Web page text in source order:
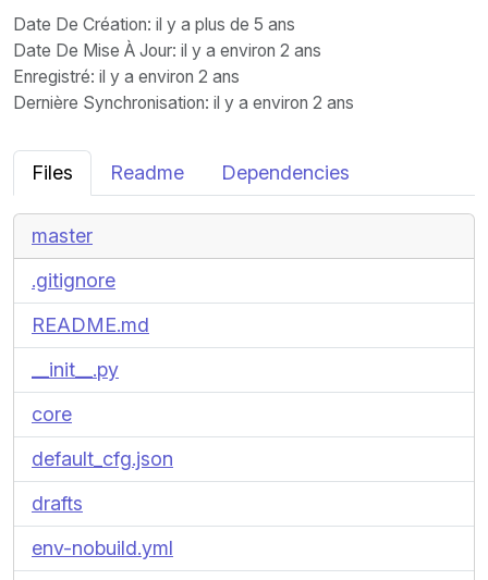
Date De Création: il y a plus de 5 ans
Date De Mise À Jour: il y a environ 2 ans
Enregistré: il y a environ 2 ans
Dernière Synchronisation: il y a environ 2 ans
Files Readme Dependencies
master
.gitignore
README.md
__init__.py
core
default_cfg.json
drafts
env-nobuild.yml